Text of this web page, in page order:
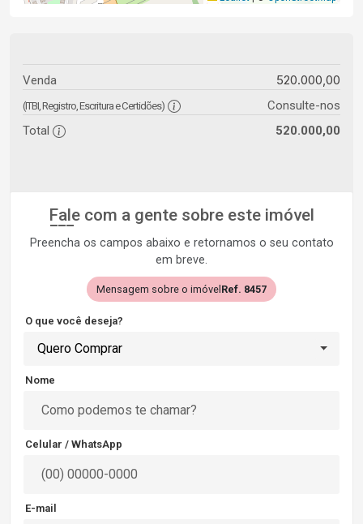
Venda 520.000,00
(ITBI, Registro, Escritura e Certidões)
Consulte-nos
Total
520.000,00
Fale com a gente sobre este imóvel
Preencha os campos abaixo e retornamos o seu contato
em breve.
Mensagem sobre o imóvel Ref. 8457
O que você deseja?
Quero Comprar
Nome
Celular / WhatsApp
E-mail